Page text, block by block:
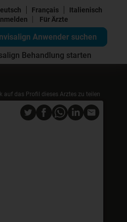
Français
Italienisch
Für Ärzte
Anwender suchen
Behandlung starten
auf das Profil dieses Arztes zu teilen